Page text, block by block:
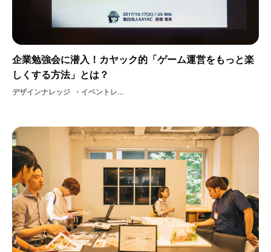
企業勉強会に潜入！カヤック的「ゲーム運営をもっと楽
しくする方法」とは？
デザインナレッジ イベントレポートレポートカヤックappバナー